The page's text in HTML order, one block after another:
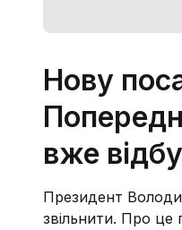
Нову
вже
Президент
звільнити. Про це